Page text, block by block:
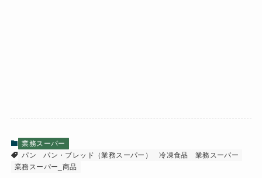
業務スーパー
パン
パン・ブレッド（業務スーパー） 冷凍食品
業務スーパー
業務スーパー_商品